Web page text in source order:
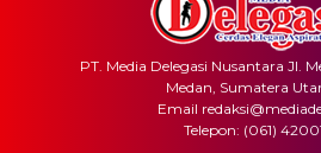
PT. Media Delegasi Nusantara Jl.
Medan, Sumatera
Email
Telepon: (061)